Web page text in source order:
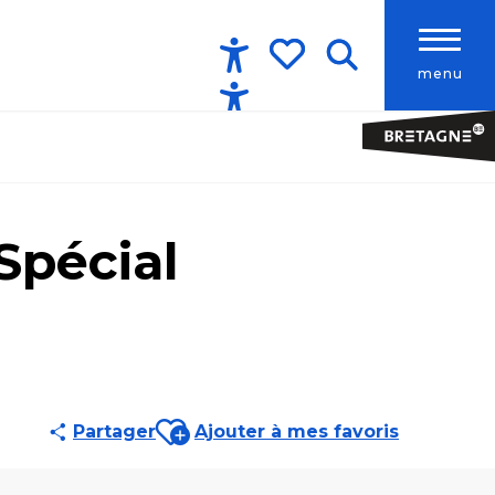
menu
Accessibilité
PartagerAjouter aux favoris
Ajouter à mes favoris